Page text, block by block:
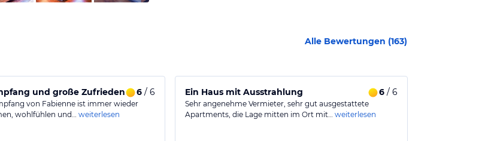
Alle Bewertungen (163)
und große Zufriedenheit während unseres Aufenthalts
6/ 6
von Fabienne ist immer wieder
wohlfühlen und… weiterlesen
Ein Haus mit Ausstrahlung 6/ 6
Sehr angenehme Vermieter, sehr gut ausgestattete
Apartments, die Lage mitten im Ort mit… weiterlesen